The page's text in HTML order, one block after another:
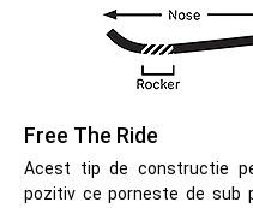
Free The Ride
Acest tip de constructie
pozitiv ce porneste de sub